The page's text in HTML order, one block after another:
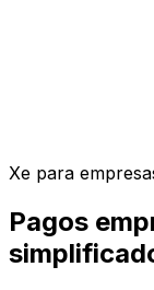
Xe para
Pagos